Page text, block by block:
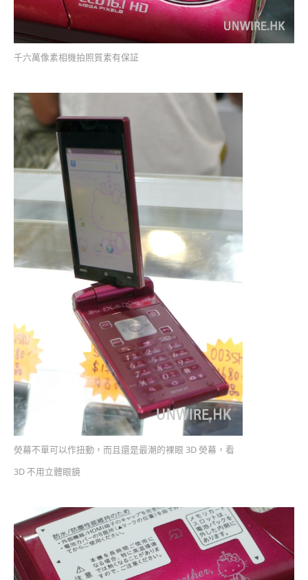
千六萬像素相機拍照質素有保証
熒幕不單可以作扭動，而且還是最潮的裸眼 3D 熒幕，看
3D 不用立體眼鏡